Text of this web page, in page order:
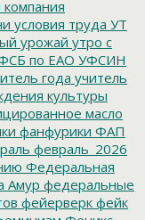
условия труда УТ
урожай утро с
по ЕАО УФСИН
года учитель
культуры
масло
фанфурики ФАП
февраль_2026
Федеральная
Амур федеральные
фейерверк фейк